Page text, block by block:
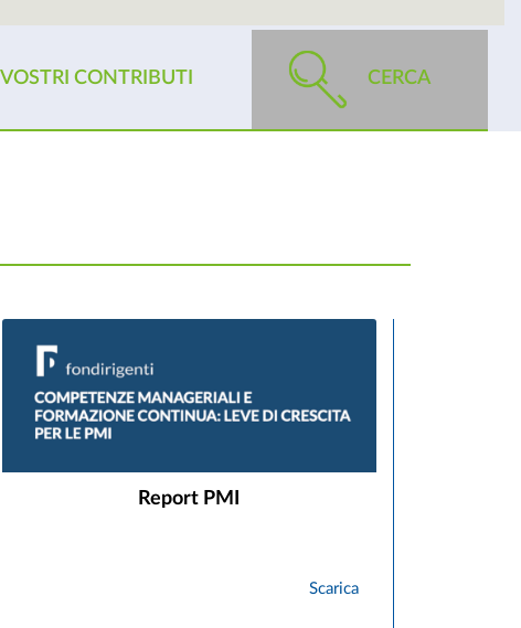
I VOSTRI CONTRIBUTI CERCA
Report PMI
Scarica